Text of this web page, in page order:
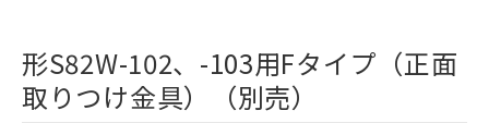
形S82W-102、-103用Fタイプ（正面
取りつけ金具）（別売）